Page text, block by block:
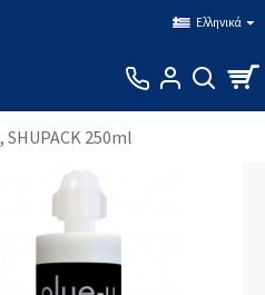
Ελληνικά
250ml